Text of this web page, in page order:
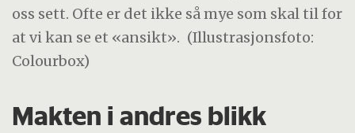
oss sett. Ofte er det ikke så mye som skal til for
at vi kan se et «ansikt». (Illustrasjonsfoto:
Colourbox)
Makten i andres blikk